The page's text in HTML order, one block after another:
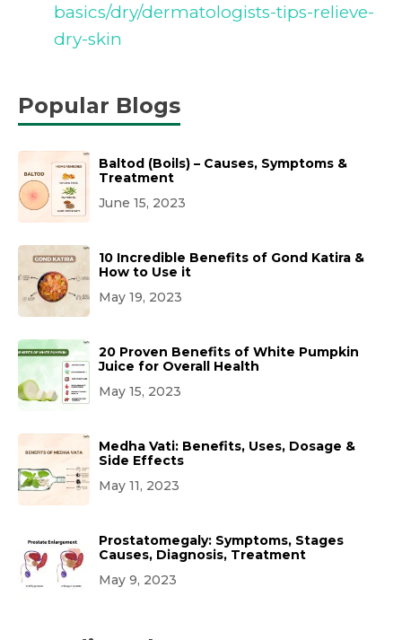
basics/dry/dermatologists-tips-relieve-
dry-skin
Popular Blogs
Baltod (Boils) – Causes, Symptoms &
Treatment
June 15, 2023
10 Incredible Benefits of Gond Katira &
How to Use it
May 19, 2023
20 Proven Benefits of White Pumpkin
Juice for Overall Health
May 15, 2023
Medha Vati: Benefits, Uses, Dosage &
Side Effects
May 11, 2023
Prostatomegaly: Symptoms, Stages
Causes, Diagnosis, Treatment
May 9, 2023